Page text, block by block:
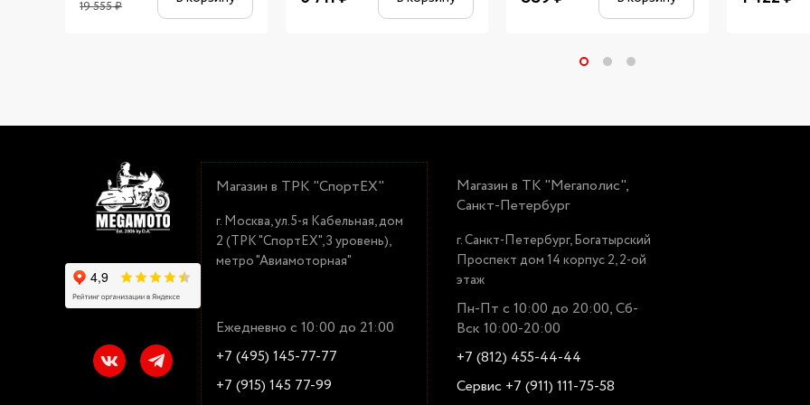
19 555₽
Магазин в ТРК "СпортЕХ"
г. Москва, ул.5-я Кабельная, дом
2 (ТРК "СпортЕХ", 3 уровень),
метро "Авиамоторная"
Ежедневно с 10:00 до 21:00
+7 (495) 145-77-77
+7 (915) 145 77-99
Магазин в ТК "Мегаполис",
Санкт-Петербург
г. Санкт-Петербург, Богатырский
Проспект дом 14 корпус 2, 2-ой
этаж
Пн-Пт с 10:00 до 20:00, Сб-
Вск 10:00-20:00
+7 (812) 455-44-44
Сервис +7 (911) 111-75-58